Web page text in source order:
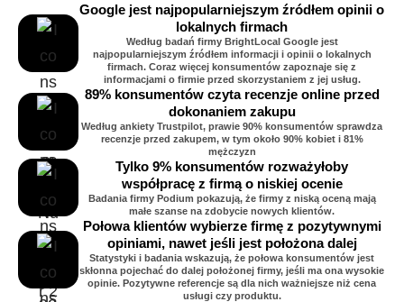
Google jest najpopularniejszym źródłem opinii o
lokalnych firmach
Według badań firmy BrightLocal Google jest
najpopularniejszym źródłem informacji i opinii o lokalnych
firmach. Coraz więcej konsumentów zapoznaje się z
informacjami o firmie przed skorzystaniem z jej usług.
89% konsumentów czyta recenzje online przed
dokonaniem zakupu
Według ankiety Trustpilot, prawie 90% konsumentów sprawdza
recenzje przed zakupem, w tym około 90% kobiet i 81%
mężczyzn
Tylko 9% konsumentów rozważyłoby
współpracę z firmą o niskiej ocenie
Badania firmy Podium pokazują, że firmy z niską oceną mają
małe szanse na zdobycie nowych klientów.
Połowa klientów wybierze firmę z pozytywnymi
opiniami, nawet jeśli jest położona dalej
Statystyki i badania wskazują, że połowa konsumentów jest
skłonna pojechać do dalej położonej firmy, jeśli ma ona wysokie
opinie. Pozytywne referencje są dla nich ważniejsze niż cena
usługi czy produktu.